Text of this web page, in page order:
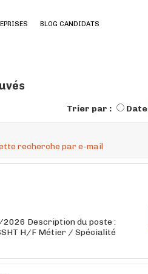
BLOG CANDIDATS
Trier par : Date
recherche par e-mail
Description du poste :
H/F Métier / Spécialité